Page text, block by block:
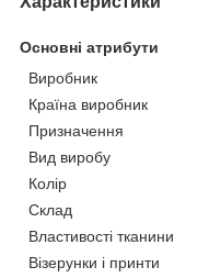
Основні атрибути
Виробник
Країна виробник
Призначення
Вид виробу
Колір
Склад
Властивості тканини
Візерунки і принти